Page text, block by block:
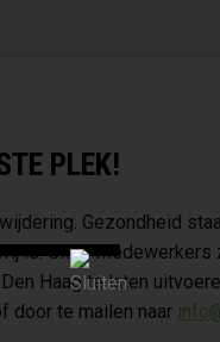
PLEK!
Gezondheid
is. Onze medewerkers
Haag te laten
door te mailen naar